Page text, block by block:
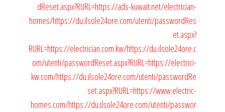
dReset.aspx?RURL=https://ads-kuwait.net/electrician-
homes/https://du.ilsole24ore.com/utenti/passwordRes
et.aspx?
RURL=https://electrician.com.kw/https://du.ilsole24ore.c
om/utenti/passwordReset.aspx?RURL=https://electrici-
kw.com/https://du.ilsole24ore.com/utenti/passwordRe
set.aspx?RURL=https://www.electric-
homes.com/https://du.ilsole24ore.com/utenti/passwor